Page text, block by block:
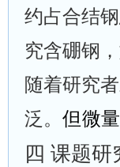
约占合结
究含硼钢
随着研究
泛。 但微
四 课题研